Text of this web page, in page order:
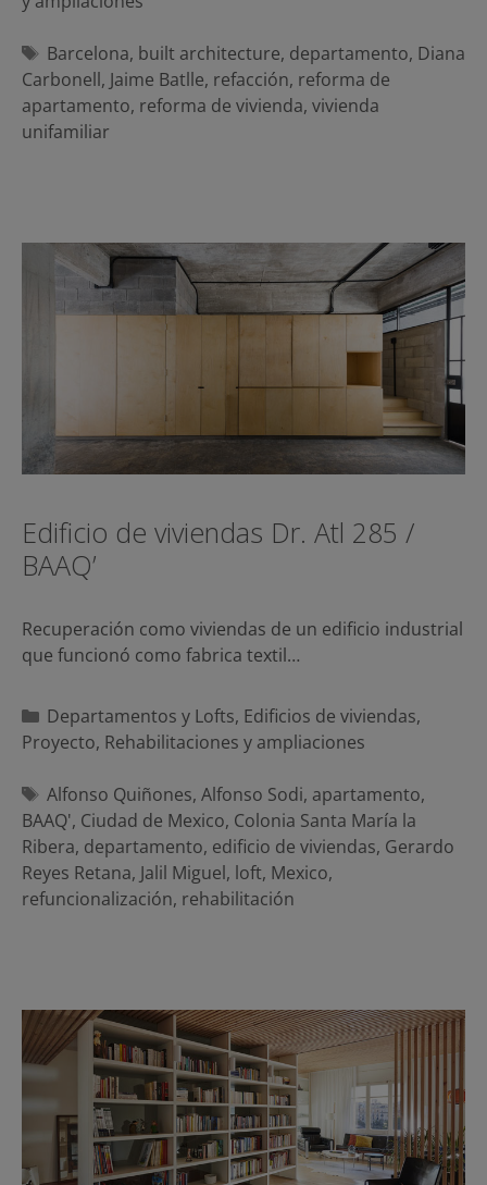
Etiquetas
Barcelona, built architecture, departamento, Diana
Carbonell, Jaime Batlle, refacción, reforma de
apartamento, reforma de vivienda, vivienda
unifamiliar
Edificio de viviendas Dr. Atl 285 /
BAAQ’
Recuperación como viviendas de un edificio industrial
que funcionó como fabrica textil…
Categorías
Departamentos y Lofts, Edificios de viviendas,
Proyecto, Rehabilitaciones y ampliaciones
Etiquetas
Alfonso Quiñones, Alfonso Sodi, apartamento,
BAAQ', Ciudad de Mexico, Colonia Santa María la
Ribera, departamento, edificio de viviendas, Gerardo
Reyes Retana, Jalil Miguel, loft, Mexico,
refuncionalización, rehabilitación